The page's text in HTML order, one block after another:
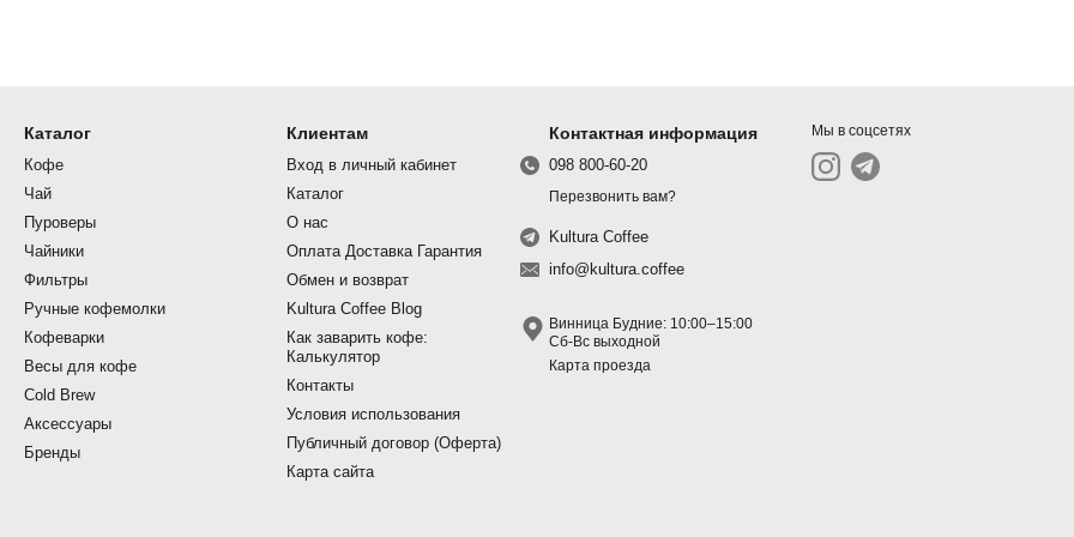
— фирменные бумажные фильтры Chemex Bonded™. Они плотнее большинства
кофе светлой и средней обжарки — с выраженной кислотностью, ароматом и
вам нравится прозрачный вкус, как у фильтр-кофе в кофейне, Chemex — один из самых
для дома.
Chemex выбрать
того, сколько кофе вы обычно готовите за один раз и какую ручку предпочитаете.
имеют аутентичный деревянный ободок с кожаным шнурком, модели с ручкой —
удобную для наливания.
Каталог
Кофе
Чай
Пуроверы
Чайники
Фильтры
Ручные кофемолки
Кофеварки
Весы для кофе
Cold Brew
Аксессуары
Бренды
Клиентам
Вход в личный кабинет
Каталог
О нас
Оплата Доставка Гарантия
Обмен и возврат
Kultura Coffee Blog
Как заварить кофе:
Калькулятор
Контакты
Условия использования
Публичный договор (Оферта)
Карта сайта
Контактная информация
098 800-60-20
Перезвонить вам?
Kultura Coffee
info@kultura.coffee
Винница Будние: 10:00–15:00
Сб-Вс выходной
Карта проезда
Мы в соцсетях